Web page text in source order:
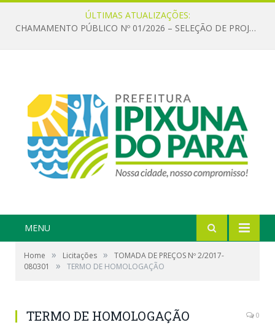
ÚLTIMAS ATUALIZAÇÕES:
CHAMAMENTO PÚBLICO Nº 01/2026 – SELEÇÃO DE PROJETOS PARA FIRMAR TERMO DE EXECUÇÃO CULTURAL COM RECURSOS DA POLÍTICA NACIONAL ALDIR BLANC DE FOMENTO À CULTURA – PNAB (LEI Nº 14.399/2022)
MENU
Home » Licitações »
TOMADA DE PREÇOS Nº 2/2017-
080301
» TERMO DE HOMOLOGAÇÃO
TERMO DE HOMOLOGAÇÃO 0